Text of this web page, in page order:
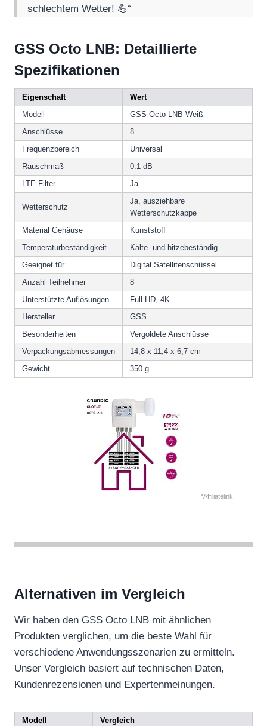
schlechtem Wetter! 💪“
GSS Octo LNB: Detaillierte
Spezifikationen
Eigenschaft
Wert
Modell
GSS Octo LNB Weiß
Anschlüsse
8
Frequenzbereich
Universal
Rauschmaß
0.1 dB
LTE-Filter
Ja
Wetterschutz
Ja, ausziehbare
Wetterschutzkappe
Material Gehäuse
Kunststoff
Temperaturbeständigkeit
Kälte- und hitzebeständig
Geeignet für
Digital Satellitenschüssel
Anzahl Teilnehmer
8
Unterstützte Auflösungen
Full HD, 4K
Hersteller
GSS
Besonderheiten
Vergoldete Anschlüsse
Verpackungsabmessungen
14,8 x 11,4 x 6,7 cm
Gewicht
350 g
*Affiliatelink
Alternativen im Vergleich
Wir haben den GSS Octo LNB mit ähnlichen
Produkten verglichen, um die beste Wahl für
verschiedene Anwendungsszenarien zu ermitteln.
Unser Vergleich basiert auf technischen Daten,
Kundenrezensionen und Expertenmeinungen.
Modell Vergleich